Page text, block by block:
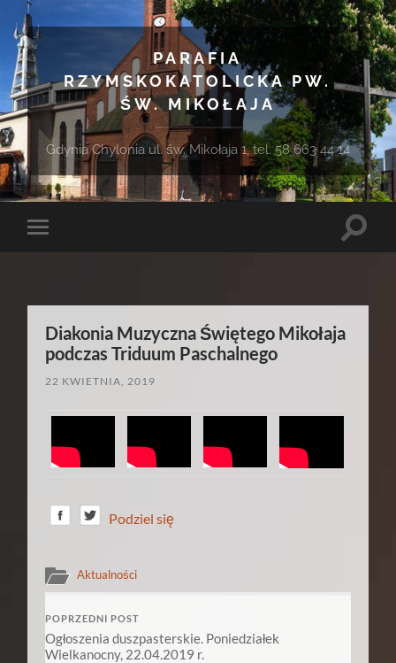
PARAFIA
RZYMSKOKATOLICKA PW.
ŚW. MIKOŁAJA
Gdynia Chylonia ul. św. Mikołaja 1, tel. 58 663 44 14
Toggle
Toggle
Diakonia Muzyczna Świętego Mikołaja
podczas Triduum Paschalnego
22 KWIETNIA, 2019
Podziel się
Aktualności
POPRZEDNI POST
Ogłoszenia duszpasterskie. Poniedziałek
Wielkanocny, 22.04.2019 r.